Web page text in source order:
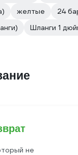
желтые 24
Шланги 1
не